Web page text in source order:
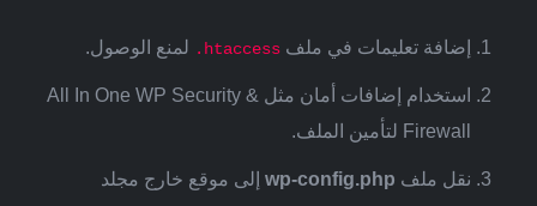
إضافة تعليمات في ملف .htaccess لمنع الوصول.
استخدام إضافات أمان مثل All In One WP Security &
Firewall لتأمين الملف.
نقل ملف wp-config.php إلى موقع خارج مجلد